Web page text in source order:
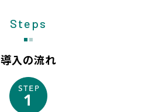
Steps
導入の流れ